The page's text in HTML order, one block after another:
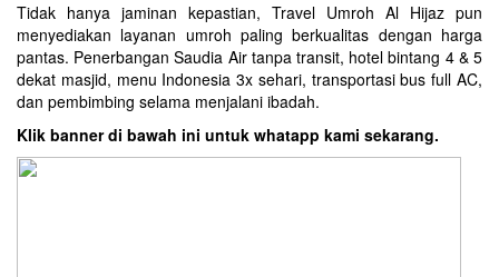
Tidak hanya jaminan kepastian, Travel Umroh Al Hijaz pun
menyediakan layanan umroh paling berkualitas dengan harga
pantas. Penerbangan Saudia Air tanpa transit, hotel bintang 4 & 5
dekat masjid, menu Indonesia 3x sehari, transportasi bus full AC,
dan pembimbing selama menjalani ibadah.
Klik banner di bawah ini untuk whatapp kami sekarang.